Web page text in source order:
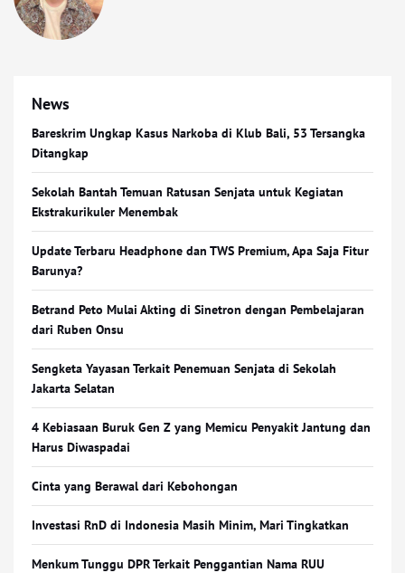
News
Bareskrim Ungkap Kasus Narkoba di Klub Bali, 53 Tersangka
Ditangkap
Sekolah Bantah Temuan Ratusan Senjata untuk Kegiatan
Ekstrakurikuler Menembak
Update Terbaru Headphone dan TWS Premium, Apa Saja Fitur
Barunya?
Betrand Peto Mulai Akting di Sinetron dengan Pembelajaran
dari Ruben Onsu
Sengketa Yayasan Terkait Penemuan Senjata di Sekolah
Jakarta Selatan
4 Kebiasaan Buruk Gen Z yang Memicu Penyakit Jantung dan
Harus Diwaspadai
Cinta yang Berawal dari Kebohongan
Investasi RnD di Indonesia Masih Minim, Mari Tingkatkan
Menkum Tunggu DPR Terkait Penggantian Nama RUU